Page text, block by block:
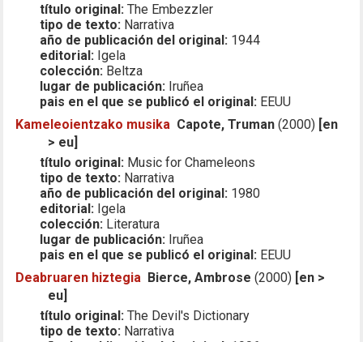
título original: The Embezzler
tipo de texto: Narrativa
año de publicación del original: 1944
editorial: Igela
colección: Beltza
lugar de publicación: Iruñea
pais en el que se publicó el original: EEUU
Kameleoientzako musika Capote, Truman (2000) [en
> eu]
título original: Music for Chameleons
tipo de texto: Narrativa
año de publicación del original: 1980
editorial: Igela
colección: Literatura
lugar de publicación: Iruñea
pais en el que se publicó el original: EEUU
Deabruaren hiztegia Bierce, Ambrose (2000) [en >
eu]
título original: The Devil's Dictionary
tipo de texto: Narrativa